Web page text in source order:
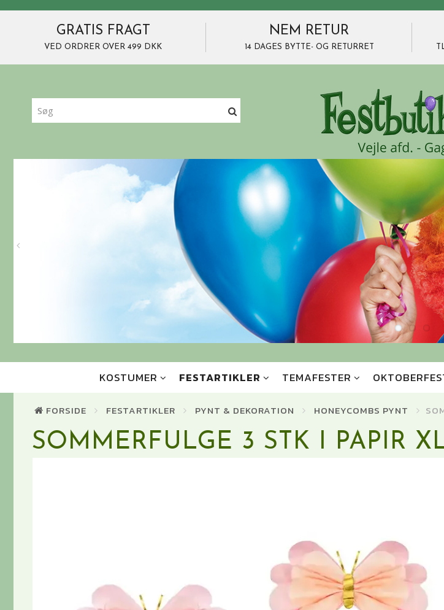
GRATIS FRAGT
VED ORDRER OVER 499 DKK
NEM RETUR
14 DAGES BYTTE- OG RETURRET
KOSTUMER FESTARTIKLER TEMAFESTER
FORSIDE FESTARTIKLER PYNT & DEKORATION HONEYCOMBS PYNT
SOMMERFULGE 3 STK I PAPIR